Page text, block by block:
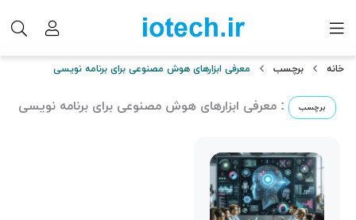
خانه برچسب معرفی ابزارهای هوش مصنوعی برای برنامه نویسی
برچسب : معرفی ابزارهای هوش مصنوعی برای برنامه نویسی